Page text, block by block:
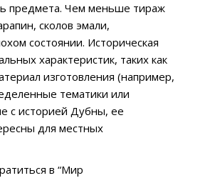
предмета. Чем меньше тираж
сколов эмали,
состоянии. Историческая
характеристик, таких как
изготовления (например,
тематики или
с историей Дубны, ее
для местных
в “Мир